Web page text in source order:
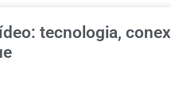
tecnologia,